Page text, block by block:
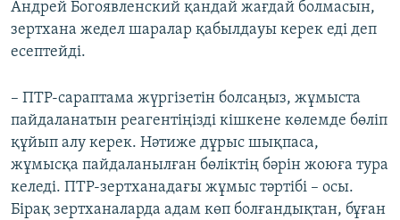
Андрей Богоявленский қандай жағдай болмасын,
зертхана жедел шаралар қабылдауы керек еді деп
есептейді.
– ПТР-сараптама жүргізетін болсаңыз, жұмыста
пайдаланатын реагентіңізді кішкене көлемде бөліп
құйып алу керек. Нәтиже дұрыс шықпаса,
жұмысқа пайдаланылған бөліктің бәрін жоюға тура
келеді. ПТР-зертханадағы жұмыс тәртібі – осы.
Бірақ зертханаларда адам көп болғандықтан, бұған